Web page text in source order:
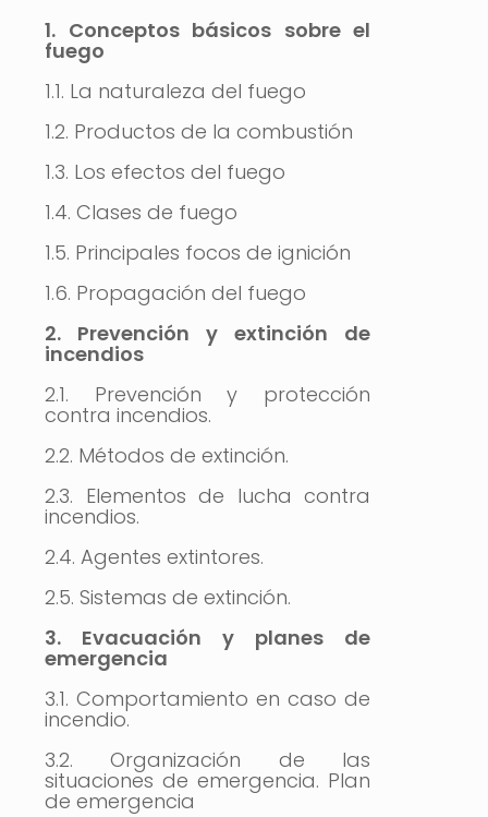
1. Conceptos básicos sobre el
fuego
1.1. La naturaleza del fuego
1.2. Productos de la combustión
1.3. Los efectos del fuego
1.4. Clases de fuego
1.5. Principales focos de ignición
1.6. Propagación del fuego
2. Prevención y extinción de
incendios
2.1. Prevención y protección
contra incendios.
2.2. Métodos de extinción.
2.3. Elementos de lucha contra
incendios.
2.4. Agentes extintores.
2.5. Sistemas de extinción.
3. Evacuación y planes de
emergencia
3.1. Comportamiento en caso de
incendio.
3.2. Organización de las
situaciones de emergencia. Plan
de emergencia